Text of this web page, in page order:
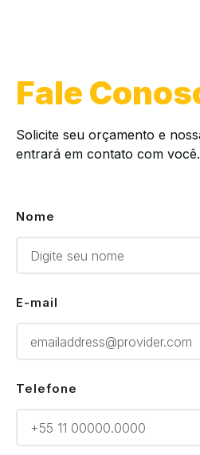
Fale
Solicite seu orçamento e
entrará em contato com você.
Nome
E-mail
Telefone